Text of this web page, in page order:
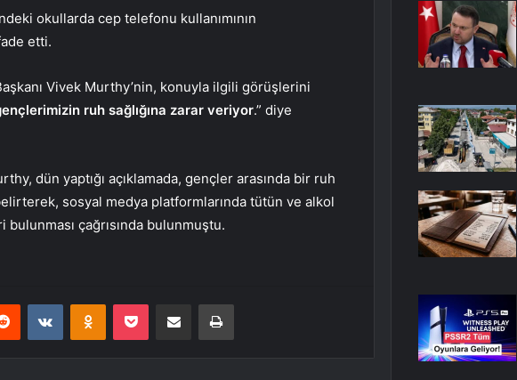
okullarda cep telefonu kullanımının
etti.
Vivek Murthy’nin, konuyla ilgili görüşlerini
ruh sağlığına zarar veriyor.” diye
dün yaptığı açıklamada, gençler arasında bir ruh
sosyal medya platformlarında tütün ve alkol
çağrısında bulunmuştu.
Reddit VKontakteOdnoklassniki
Pocket E-Posta ile paylaş Yazdır